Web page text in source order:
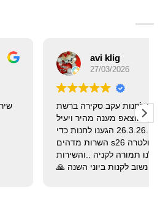
avi klig
27/03/2026
הגענו לחנות עקב סקירה
קבלתי הסבר לפני בווצאפ מענה מהיר ויעיל
אתמול בתאריך .26.3.26 הגענו לחנות כדי
אחריות יצרן קבלנו תמורה לקניה ..והשירות
מקסים אנחנו עוד נשוב לקנות ביוני השנה 🙏